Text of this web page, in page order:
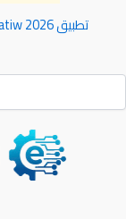
تطبيق Chatiw 2026: أفضل منصة للدردشة الفورية بدون تسجيل